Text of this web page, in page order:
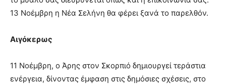
13 Νοέμβρη η Νέα Σελήνη θα φέρει ξανά το παρελθόν.
Αιγόκερως
11 Νοέμβρη, ο Άρης στον Σκορπιό δημιουργεί τεράστια
ενέργεια, δίνοντας έμφαση στις δημόσιες σχέσεις, στο